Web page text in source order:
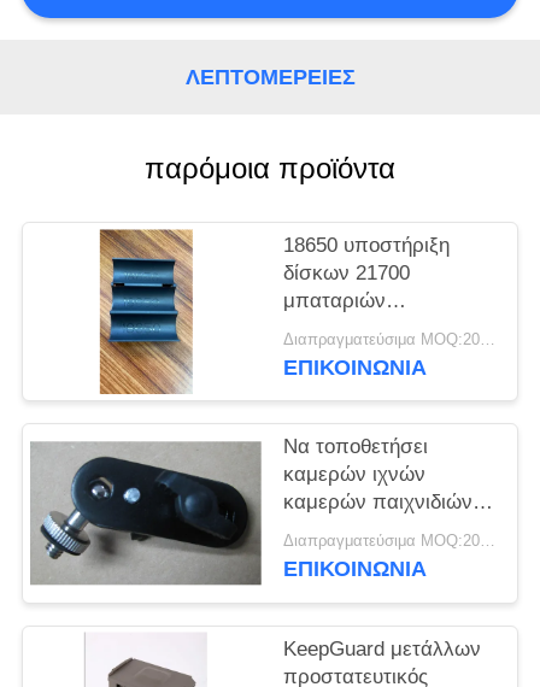
ΠΟΛΙΤΙΚΉ
ΑΠΟΡΡΉΤΟΥ
ΛΕΠΤΟΜΈΡΕΙΕΣ
παρόμοια προϊόντα
18650 υποστήριξη
δίσκων 21700
μπαταριών
περισσότερες από
1500 φωτογραφίες που
παιχνιδιών καμερών
κυνηγιού νυχτερινής
όρασης
Διαπραγματεύσιμα MOQ:20pcs
ΕΠΙΚΟΙΝΩΝΙΑ
Να τοποθετήσει
καμερών ιχνών
καμερών παιχνιδιών
μυστικότητας
περίπτωση
Διαπραγματεύσιμα MOQ:20pcs
ΕΠΙΚΟΙΝΩΝΙΑ
KeepGuard μετάλλων
προστατευτικός